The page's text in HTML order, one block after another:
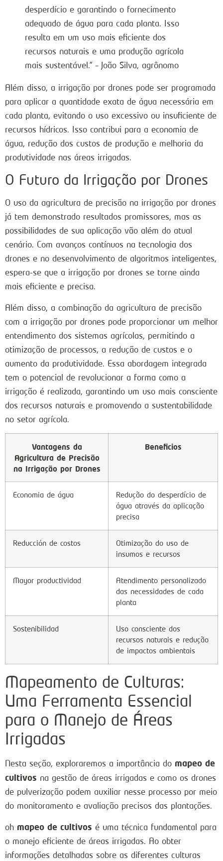
desperdício e garantindo o fornecimento
adequado de água para cada planta. Isso
resulta em um uso mais eficiente dos
recursos naturais e uma produção agrícola
mais sustentável.” – João Silva, agrônomo
Além disso, a irrigação por drones pode ser programada
para aplicar a quantidade exata de água necessária em
cada planta, evitando o uso excessivo ou insuficiente de
recursos hídricos. Isso contribui para a economia de
água, redução dos custos de produção e melhoria da
produtividade nas áreas irrigadas.
O Futuro da Irrigação por Drones
O uso da agricultura de precisão na irrigação por drones
já tem demonstrado resultados promissores, mas as
possibilidades de sua aplicação vão além do atual
cenário. Com avanços contínuos na tecnologia dos
drones e no desenvolvimento de algoritmos inteligentes,
espera-se que a irrigação por drones se torne ainda
mais eficiente e precisa.
Além disso, a combinação da agricultura de precisão
com a irrigação por drones pode proporcionar um melhor
entendimento dos sistemas agrícolas, permitindo a
otimização de processos, a redução de custos e o
aumento da produtividade. Essa abordagem integrada
tem o potencial de revolucionar a forma como a
irrigação é realizada, garantindo um uso mais consciente
dos recursos naturais e promovendo a sustentabilidade
no setor agrícola.
Vantagens da
Agricultura de Precisão
na Irrigação por Drones
Beneficios
Economia de água
Redução do desperdício de
água através da aplicação
precisa
Reducción de costos
Otimização do uso de
insumos e recursos
Mayor productividad
Atendimento personalizado
das necessidades de cada
planta
Sostenibilidad
Uso consciente dos
recursos naturais e redução
de impactos ambientais
Mapeamento de Culturas:
Uma Ferramenta Essencial
para o Manejo de Áreas
Irrigadas
Nesta seção, exploraremos a importância do mapeo de
cultivos na gestão de áreas irrigadas e como os drones
de pulverização podem auxiliar nesse processo por meio
do monitoramento e avaliação precisos das plantações.
oh mapeo de cultivos é uma técnica fundamental para
o manejo eficiente de áreas irrigadas. Ao obter
informações detalhadas sobre as diferentes culturas